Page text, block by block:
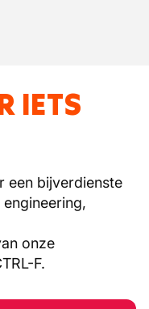
IETS
een bijverdienste
onze
F.